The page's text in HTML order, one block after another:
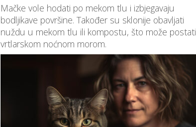
Mačke vole hodati po mekom tlu i izbjegavaju
bodljikave površine. Također su sklonije obavljati
nuždu u mekom tlu ili kompostu, što može postati
vrtlarskom noćnom morom.